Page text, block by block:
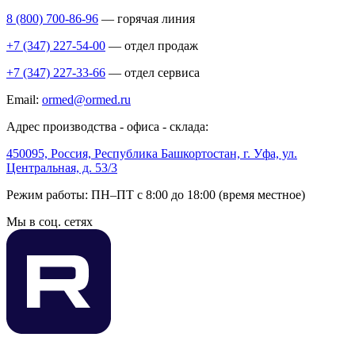
8 (800) 700-86-96 — горячая линия
+7 (347) 227-54-00 — отдел продаж
+7 (347) 227-33-66 — отдел сервиса
Email: ormed@ormed.ru
Адрес производства - офиса - склада:
450095, Россия, Республика Башкортостан, г. Уфа, ул.
Центральная, д. 53/3
Режим работы: ПН–ПТ с 8:00 до 18:00 (время местное)
Мы в соц. сетях